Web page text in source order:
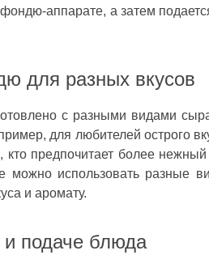
аппарате, а затем
для разных вкусов
с разными видами
для любителей острого
предпочитает более
можно использовать разные
и аромату.
подаче блюда